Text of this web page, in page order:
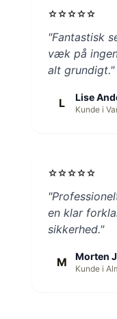
starstarstarstarstar
"Fantastisk
væk på
alt grundigt."
L Lise
Kunde i
starstarstarstarstar
en klar
sikkerhed."
M Morten
Kunde i